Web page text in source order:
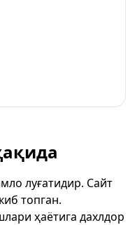
луғатидир. Сайт
топган.
ҳаётига дахлдор